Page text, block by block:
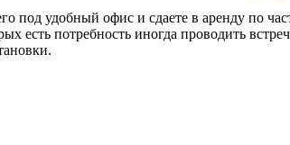
под удобный офис и сдаете в аренду по
есть потребность иногда проводить